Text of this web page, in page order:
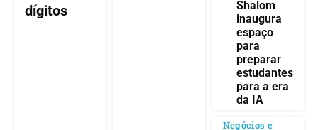
dígitos
Shalom
inaugura
espaço
para
preparar
estudantes
para a era
da IA
Negócios e